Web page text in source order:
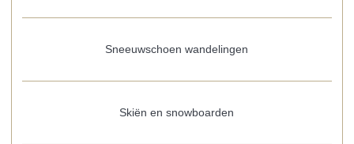
Sneeuwschoen wandelingen
Skiën en snowboarden